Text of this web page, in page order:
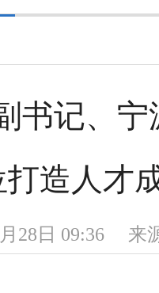
书记、
造人才
月28日 09:36 来